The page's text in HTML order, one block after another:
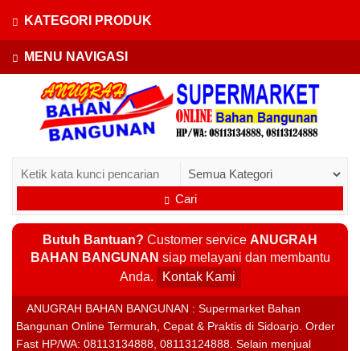
MENU NAVIGASI
Cari
Butuh Bantuan? Customer service ANUGRAH
BAHAN BANGUNAN siap melayani dan membantu
Anda.
Kontak Kami
ANUGRAH BAHAN BANGUNAN : Supermarket Bahan
Bangunan Online Termurah, Cepat & Praktis di Sidoarjo. Order
Fast HP/WA: 08113134888, 08113124888. Selain menjual
KATEGORI PRODUK